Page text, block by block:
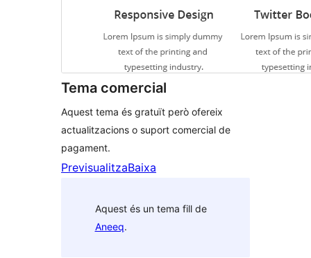
Tema comercial
Aquest tema és gratuït però ofereix
actualitzacions o suport comercial de
pagament.
PrevisualitzaBaixa
Aquest és un tema fill de
Aneeq.